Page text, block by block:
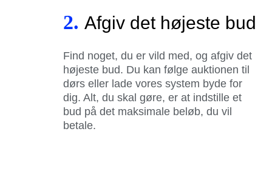
2. Afgiv det højeste bud
Find noget, du er vild med, og afgiv det
højeste bud. Du kan følge auktionen til
dørs eller lade vores system byde for
dig. Alt, du skal gøre, er at indstille et
bud på det maksimale beløb, du vil
betale.